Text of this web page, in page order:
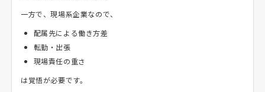
一方で、現場系企業なので、
配属先による働き方差
転勤・出張
現場責任の重さ
は覚悟が必要です。